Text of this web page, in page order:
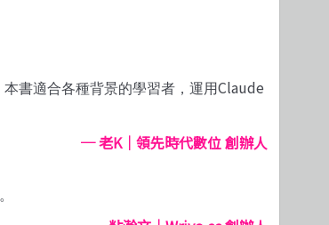
書適合各種背景的學習者，運用Claude
─老K｜領先時代數位 創辦人